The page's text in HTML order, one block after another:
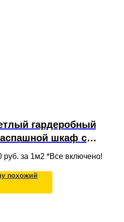
гардеробный
шкаф с
полками и
под потолок для
спальни
руб. за 1м2 *Все включено!
похожий